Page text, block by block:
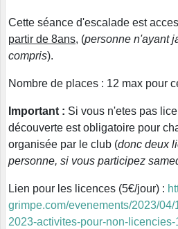
Cette séance d'escalade est
partir de 8ans, (personne n'ayant
compris).
Nombre de places : 12 max pour
Important : Si vous n'etes pas
découverte est obligatoire pour
organisée par le club (donc deux
personne, si vous participez
Lien pour les licences (5€/jour) :
grimpe.com/evenements/2023/
2023-activites-pour-non-